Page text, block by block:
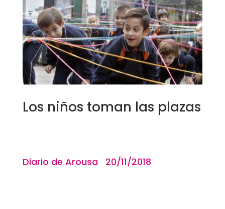
Los niños toman las plazas
Diario de Arousa 20/11/2018